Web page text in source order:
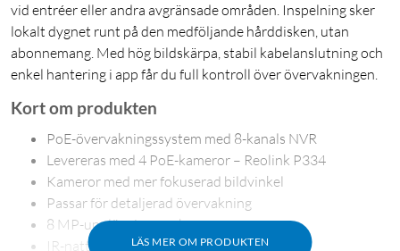
vid entréer eller andra avgränsade områden. Inspelning sker
lokalt dygnet runt på den medföljande hårddisken, utan
abonnemang. Med hög bildskärpa, stabil kabelanslutning och
enkel hantering i app får du full kontroll över övervakningen.
LÄS MER OM PRODUKTEN
Kort om produkten
PoE-övervakningssystem med 8-kanals NVR
Levereras med 4 PoE-kameror – Reolink P334
Kameror med mer fokuserad bildvinkel
Passar för detaljerad övervakning
8 MP-upplösning per kamera
IR-nattseende för övervakning i mörker